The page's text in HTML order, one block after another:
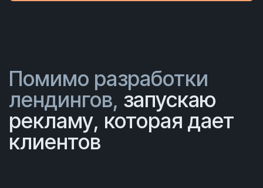
Помимо разработки
лендингов, запускаю
рекламу, которая дает
клиентов